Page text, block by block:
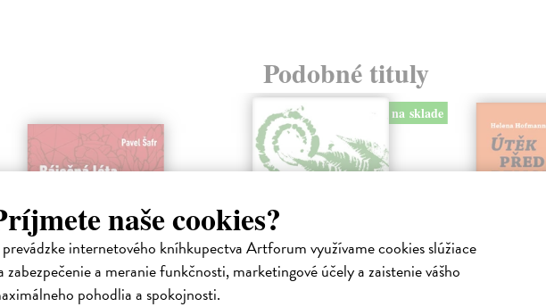
naše cookies?
internetového kníhkupectva Artforum využívame cookies slúžiace
zabezpečenie a meranie funkčnosti, marketingové účely a zaistenie vášho
pohodlia a spokojnosti.
Podobné tituly
na sklade